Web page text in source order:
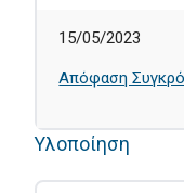
15/05/2023
Απόφαση
Υλοποίηση